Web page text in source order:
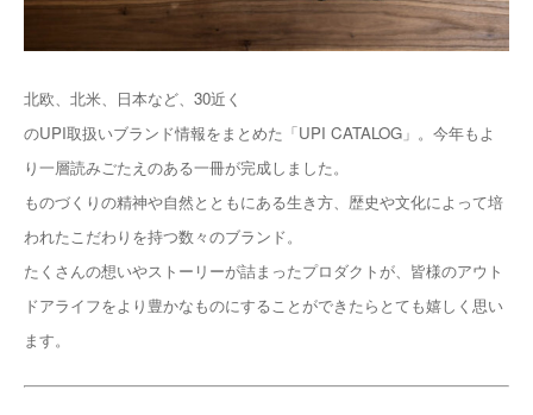
北欧、北米、日本など、30近く
のUPI取扱いブランド情報をまとめた「UPI CATALOG」。今年もよ
り一層読みごたえのある一冊が完成しました。
ものづくりの精神や自然とともにある生き方、歴史や文化によって培
われたこだわりを持つ数々のブランド。
たくさんの想いやストーリーが詰まったプロダクトが、皆様のアウト
ドアライフをより豊かなものにすることができたらとても嬉しく思い
ます。